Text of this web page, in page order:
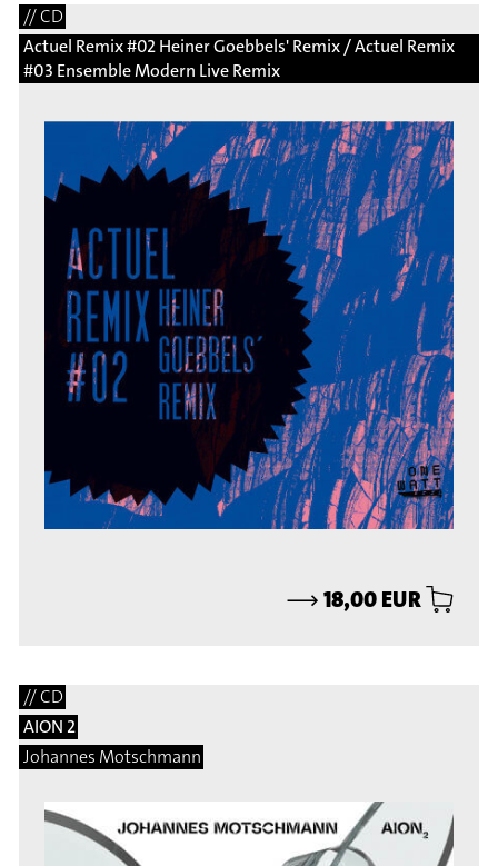
// CD
Actuel Remix #02 Heiner Goebbels' Remix / Actuel Remix
#03 Ensemble Modern Live Remix
⟶18,00 EUR
// CD
AION 2
Johannes Motschmann